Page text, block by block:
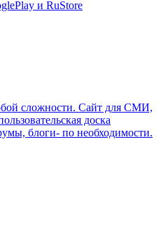
и RuStore
сложности. Сайт для СМИ,
доска
блоги- по необходимости.